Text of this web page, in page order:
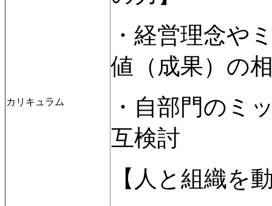
カリキュラム
・経営理念や
値（成果）の
・自部門のミ
互検討
【人と組織を